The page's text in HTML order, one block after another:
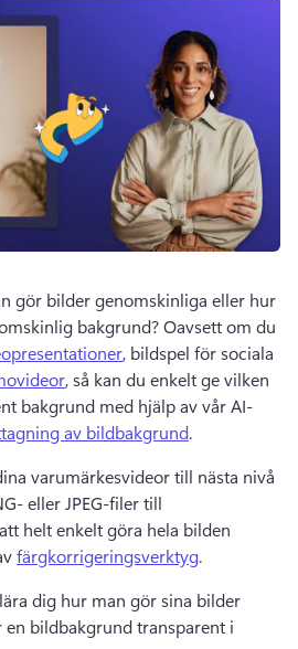
gör bilder genomskinliga eller hur
bakgrund? Oavsett om du
, bildspel för sociala
, så kan du enkelt ge vilken
bakgrund med hjälp av vår AI-
av bildbakgrund.
varumärkesvideor till nästa nivå
eller JPEG-filer till
helt enkelt göra hela bilden
färgkorrigeringsverktyg.
dig hur man gör sina bilder
bildbakgrund transparent i